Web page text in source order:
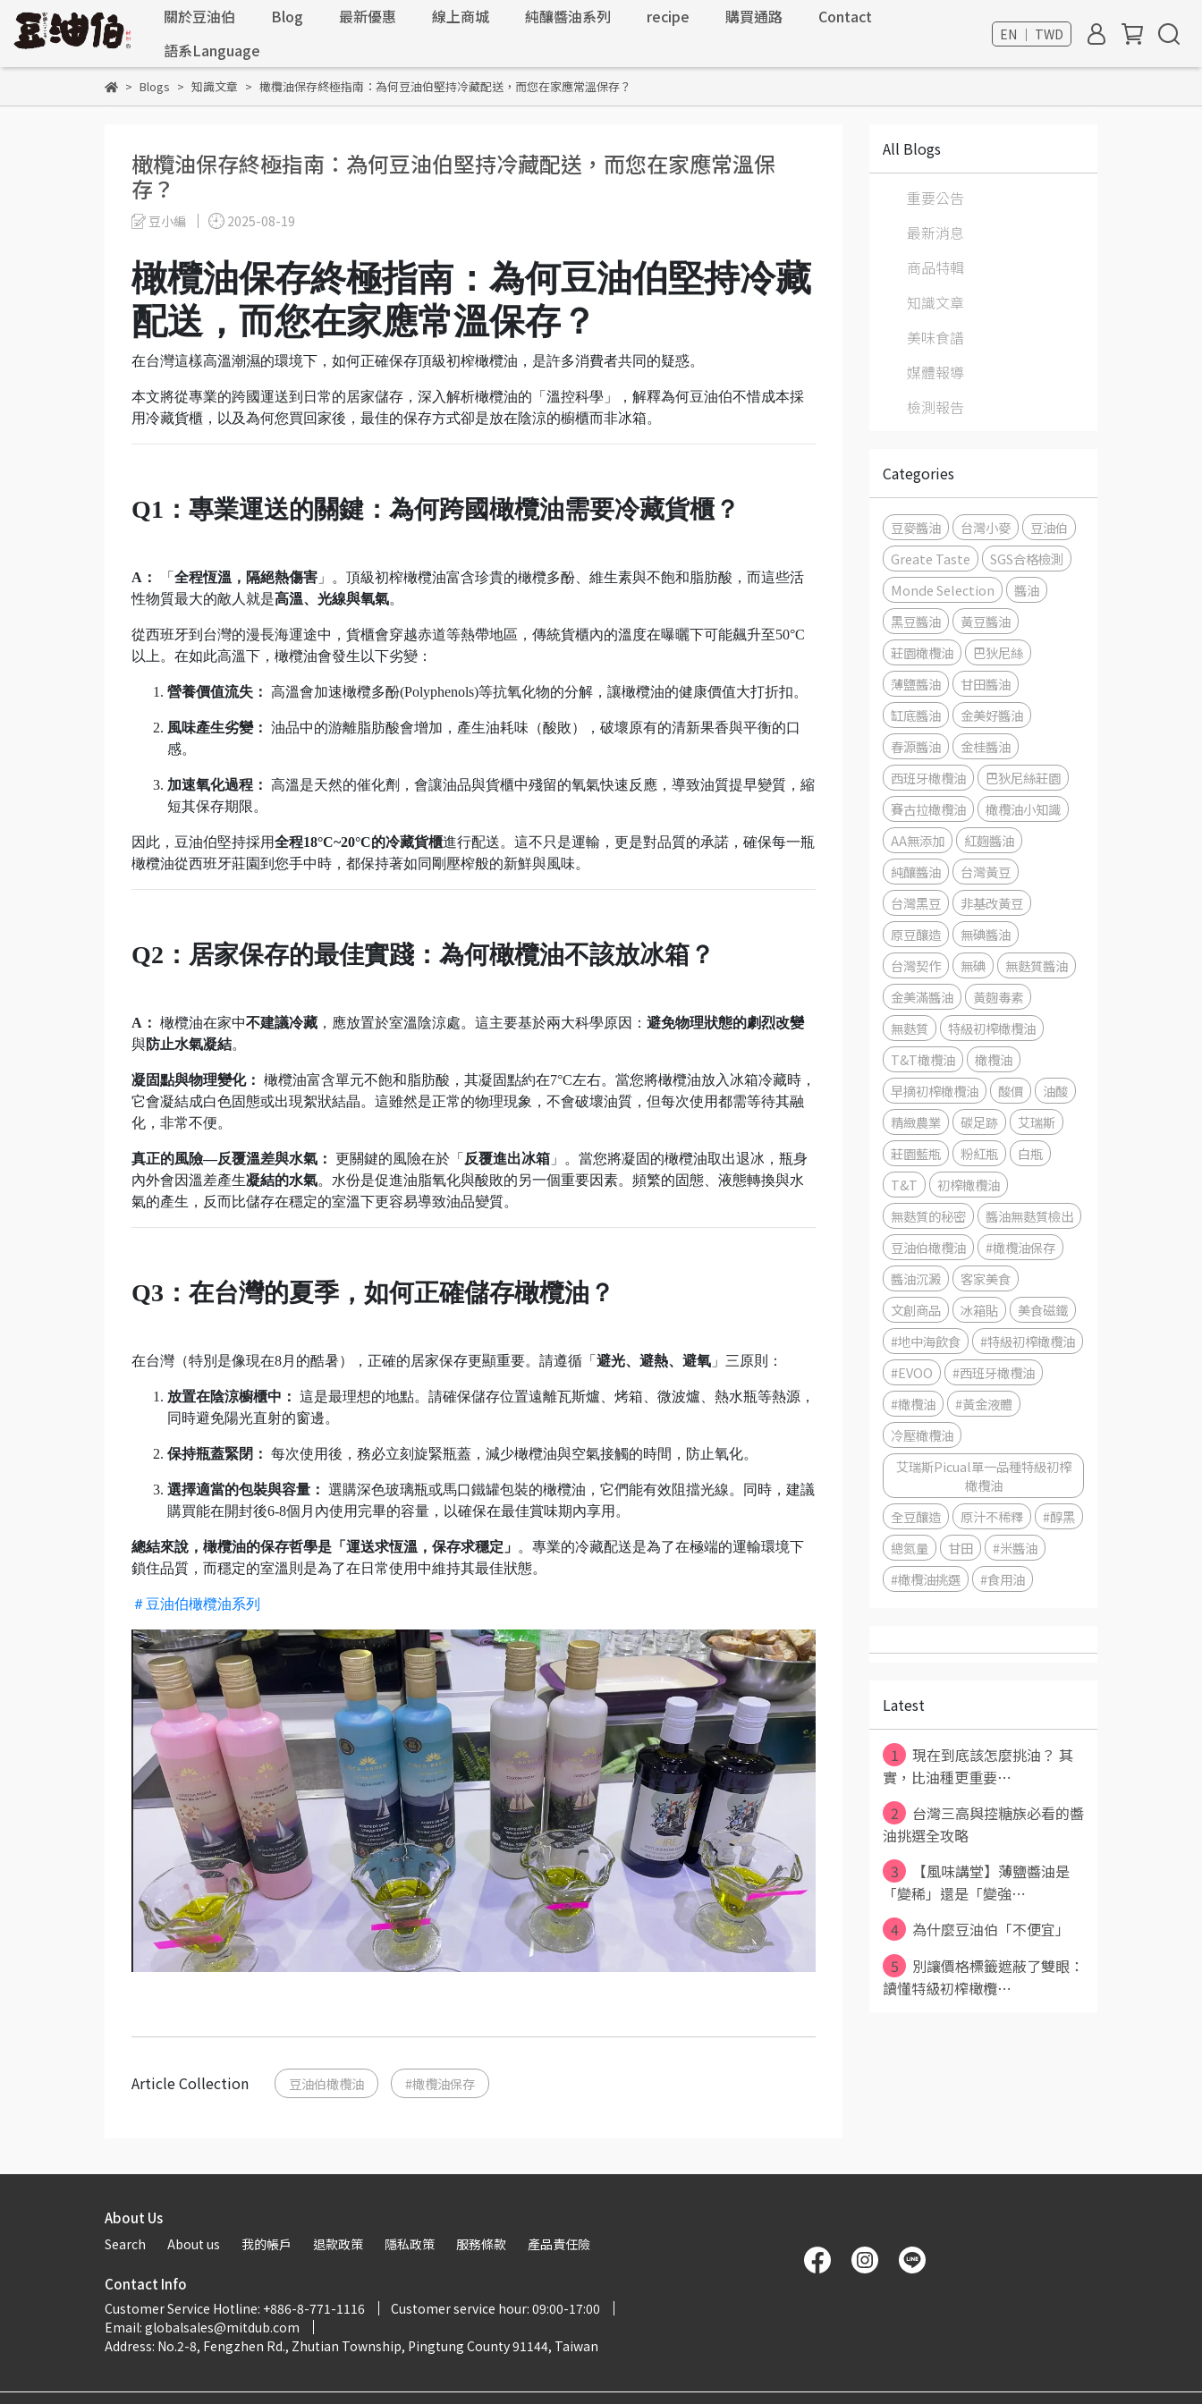
關於豆油伯 Blog 最新優惠 線上商城 純釀醬油系列 recipe 購買通路
Contact
語系Language
EN ｜ TWD
Blogs 知識文章 橄欖油保存終極指南：為何豆油伯堅持冷藏配送，而您在家應常溫保存？
橄欖油保存終極指南：為何豆油伯堅持冷藏配送，而您在家應常溫保
存？
豆小編 2025-08-19
橄欖油保存終極指南：為何豆油伯堅持冷藏
配送，而您在家應常溫保存？
在台灣這樣高溫潮濕的環境下，如何正確保存頂級初榨橄欖油，是許多消費者共同的疑惑。
本文將從專業的跨國運送到日常的居家儲存，深入解析橄欖油的「溫控科學」，解釋為何豆油伯不惜成本採
用冷藏貨櫃，以及為何您買回家後，最佳的保存方式卻是放在陰涼的櫥櫃而非冰箱。
Q1：專業運送的關鍵：為何跨國橄欖油需要冷藏貨櫃？
A： 「 全程恆溫，隔絕熱傷害 」。頂級初榨橄欖油富含珍貴的橄欖多酚、維生素與不飽和脂肪酸，而這些活
性物質最大的敵人就是高溫、光線與氧氣。
從西班牙到台灣的漫長海運途中，貨櫃會穿越赤道等熱帶地區，傳統貨櫃內的溫度在曝曬下可能飆升至50°C
以上。在如此高溫下，橄欖油會發生以下劣變：
營養價值流失： 高溫會加速橄欖多酚(Polyphenols)等抗氧化物的分解，讓橄欖油的健康價值大打折扣。
風味產生劣變： 油品中的游離脂肪酸會增加，產生油耗味（酸敗），破壞原有的清新果香與平衡的口
感。
加速氧化過程： 高溫是天然的催化劑，會讓油品與貨櫃中殘留的氧氣快速反應，導致油質提早變質，縮
短其保存期限。
因此，豆油伯堅持採用全程18°C~20°C的冷藏貨櫃進行配送。這不只是運輸，更是對品質的承諾，確保每一瓶
橄欖油從西班牙莊園到您手中時，都保持著如同剛壓榨般的新鮮與風味。
Q2：居家保存的最佳實踐：為何橄欖油不該放冰箱？
A： 橄欖油在家中不建議冷藏 ，應放置於室溫陰涼處。這主要基於兩大科學原因： 避免物理狀態的劇烈改變
與防止水氣凝結。
凝固點與物理變化： 橄欖油富含單元不飽和脂肪酸，其凝固點約在7°C左右。當您將橄欖油放入冰箱冷藏時，
它會凝結成白色固態或出現絮狀結晶。這雖然是正常的物理現象，不會破壞油質，但每次使用都需等待其融
化，非常不便。
真正的風險—反覆溫差與水氣： 更關鍵的風險在於「 反覆進出冰箱 」。當您將凝固的橄欖油取出退冰，瓶身
內外會因溫差產生凝結的水氣。水份是促進油脂氧化與酸敗的另一個重要因素。頻繁的固態、液態轉換與水
氣的產生，反而比儲存在穩定的室溫下更容易導致油品變質。
Q3：在台灣的夏季，如何正確儲存橄欖油？
在台灣（特別是像現在8月的酷暑），正確的居家保存更顯重要。請遵循「 避光、避熱、避氧 」三原則：
放置在陰涼櫥櫃中： 這是最理想的地點。請確保儲存位置遠離瓦斯爐、烤箱、微波爐、熱水瓶等熱源，
同時避免陽光直射的窗邊。
保持瓶蓋緊閉： 每次使用後，務必立刻旋緊瓶蓋，減少橄欖油與空氣接觸的時間，防止氧化。
選擇適當的包裝與容量： 選購深色玻璃瓶或馬口鐵罐包裝的橄欖油，它們能有效阻擋光線。同時，建議
購買能在開封後6-8個月內使用完畢的容量，以確保在最佳賞味期內享用。
總結來說，橄欖油的保存哲學是「運送求恆溫，保存求穩定」 。專業的冷藏配送是為了在極端的運輸環境下
鎖住品質，而穩定的室溫則是為了在日常使用中維持其最佳狀態。
＃豆油伯橄欖油系列
Article Collection 豆油伯橄欖油 #橄欖油保存
All Blogs
重要公告
最新消息
商品特輯
知識文章
美味食譜
媒體報導
檢測報告
Categories
豆麥醬油 台灣小麥
豆油伯
Greate Taste
SGS合格檢測
Monde Selection
醬油
黑豆醬油
黃豆醬油
莊園橄欖油
巴狄尼絲
薄鹽醬油
甘田醬油
缸底醬油
金美好醬油
春源醬油
金桂醬油
西班牙橄欖油
巴狄尼絲莊園
賽古拉橄欖油
橄欖油小知識
AA無添加
紅麴醬油
純釀醬油
台灣黃豆
台灣黑豆
非基改黃豆
原豆釀造
無碘醬油
台灣契作
無碘
無麩質醬油
金美滿醬油
黃麴毒素
無麩質
特級初榨橄欖油
T&T橄欖油
橄欖油
早摘初榨橄欖油
酸價
油酸
精緻農業
碳足跡
艾瑞斯
莊園藍瓶
粉紅瓶
白瓶
T&T
初榨橄欖油
無麩質的秘密
醬油無麩質檢出
豆油伯橄欖油
#橄欖油保存
醬油沉澱
客家美食
文創商品
冰箱貼
美食磁鐵
#地中海飲食
#特級初榨橄欖油
#EVOO
#西班牙橄欖油
#橄欖油
#黃金液體
冷壓橄欖油
艾瑞斯Picual單一品種特級初榨
橄欖油
全豆釀造
原汁不稀釋
#醇黑
總氮量
甘田
#米醬油
#橄欖油挑選
#食用油
Latest
1
現在到底該怎麼挑油？ 其
實，比油種更重要⋯
2
台灣三高與控糖族必看的醬
油挑選全攻略
3
【風味講堂】薄鹽醬油是
「變稀」還是「變強⋯
4
為什麼豆油伯「不便宜」
5
別讓價格標籤遮蔽了雙眼：
讀懂特級初榨橄欖⋯
About Us
Search About us 我的帳戶 退款政策 隱私政策 服務條款 產品責任險
Contact Info
Customer Service Hotline: +886-8-771-1116
Customer service hour: 09:00-17:00
Email: globalsales@mitdub.com
Address: No.2-8, Fengzhen Rd., Zhutian Township, Pingtung County 91144, Taiwan